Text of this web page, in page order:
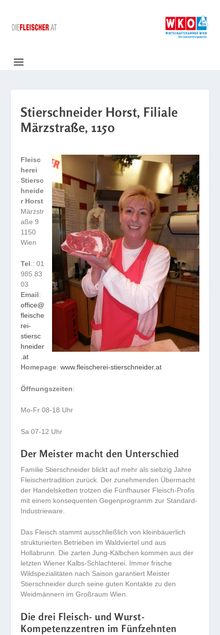
Stierschneider Horst, Filiale
Märzstraße, 1150
Fleisc
herei
Stiersc
hneide
r Horst
Märzstr
aße 9
1150
Wien
Tel.: 01
985 83
03
Email:
office@
fleische
rei-
stiersc
hneider
.at
Homepage:www.fleischerei-stierschneider.at
Öffnungszeiten:
Mo-Fr 08-18 Uhr
Sa 07-12 Uhr
Der Meister macht den Unterschied
Familie Stierschneider blickt auf mehr als siebzig Jahre
Fleischertradition zurück. Der zunehmenden Übermacht
der Handelsketten trotzen die Fünfhauser Fleisch-Profis
mit einem konsequenten Gegenprogramm zur Standard-
Industrieware.
Das Fleisch stammt ausschließlich von kleinbäuerlich
strukturierten Betrieben im Waldviertel und aus
Hollabrunn. Die zarten Jung-Kälbchen kommen aus der
letzten Wiener Kalbs-Schlachterei. Immer frische
Wildspezialitäten nach Saison garantiert Meister
Stierschneider durch seine guten Kontakte zu den
Weidmännern im Großraum Wien.
Die drei Fleisch- und Wurst-
Kompetenzzentren im Fünfzehnten